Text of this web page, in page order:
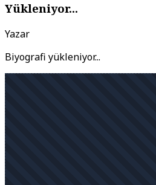
Yükleniyor...
Yazar
Biyografi yükleniyor...